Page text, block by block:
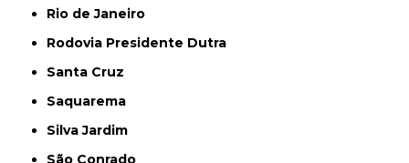
Rio de Janeiro
Rodovia Presidente Dutra
Santa Cruz
Saquarema
Silva Jardim
São Conrado